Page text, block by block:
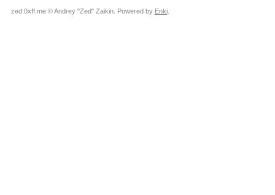
zed.0xff.me © Andrey "Zed" Zaikin. Powered by Enki.